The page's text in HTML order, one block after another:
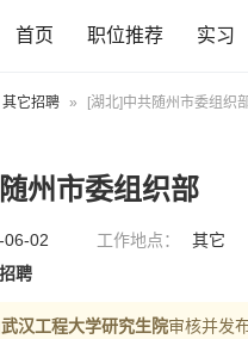
首页 职位推荐 实习
其它招聘 » [湖北]中共随州市委组织
州市委组织部
06-02 工作地点： 其它
聘
武汉工程大学研究生院审核并发